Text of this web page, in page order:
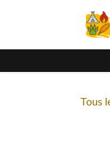
Tous